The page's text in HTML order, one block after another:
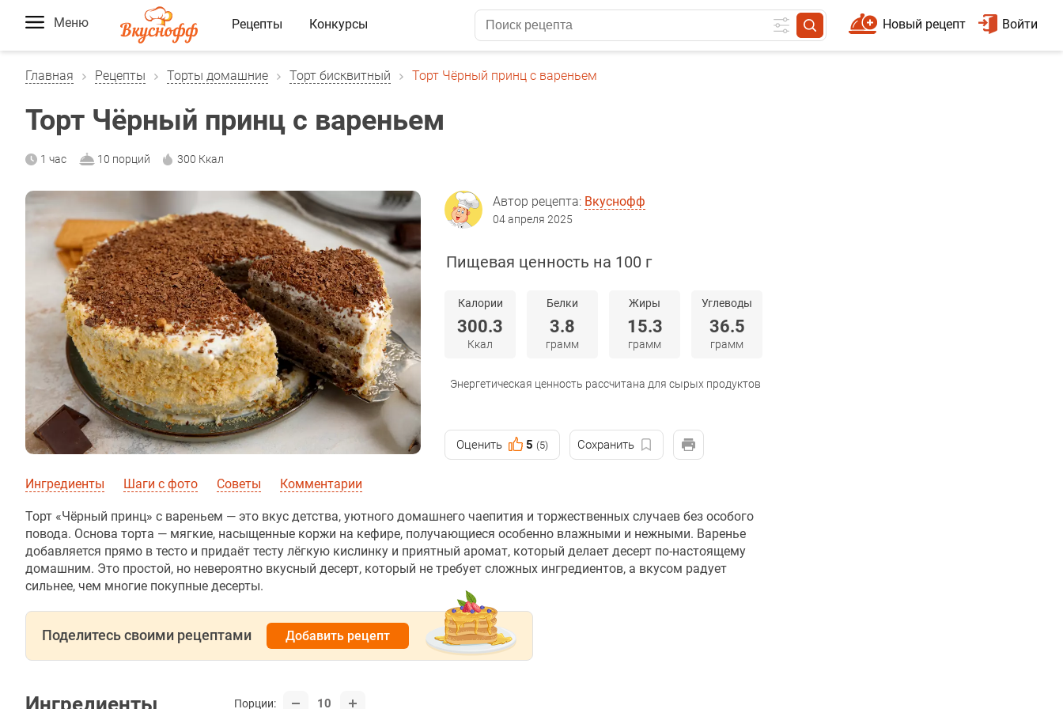
Меню Рецепты Конкурсы Войти
Новый рецепт
Главная Рецепты Торты домашние Торт бисквитный Торт Чёрный принц с вареньем
Торт Чёрный принц с вареньем
1 час 10 порций 300 Ккал
Автор рецепта: Вкуснофф
04 апреля 2025
Пищевая ценность на 100 г
Калории
300.3
Ккал
Белки
3.8
грамм
Жиры
15.3
грамм
Углеводы
36.5
грамм
Энергетическая ценность рассчитана для сырых продуктов
Оценить 5 (5) Сохранить
Ингредиенты Шаги с фото Советы Комментарии
Торт «Чёрный принц» с вареньем — это вкус детства, уютного домашнего чаепития и торжественных случаев без особого
повода. Основа торта — мягкие, насыщенные коржи на кефире, получающиеся особенно влажными и нежными. Варенье
добавляется прямо в тесто и придаёт тесту лёгкую кислинку и приятный аромат, который делает десерт по-настоящему
домашним. Это простой, но невероятно вкусный десерт, который не требует сложных ингредиентов, а вкусом радует
сильнее, чем многие покупные десерты.
Поделитесь своими рецептами Добавить рецепт
Ингредиенты Порции: 10